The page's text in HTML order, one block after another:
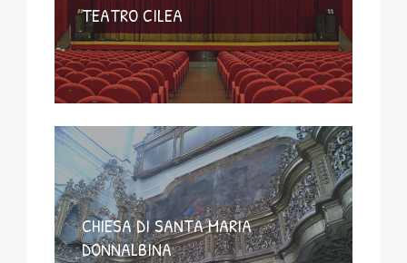
TEATRO CILEA
CHIESA DI SANTA MARIA
DONNALBINA